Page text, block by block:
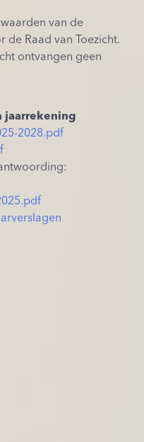
van de
Raad van Toezicht.
ontvangen geen
jaarrekening
2028.pdf